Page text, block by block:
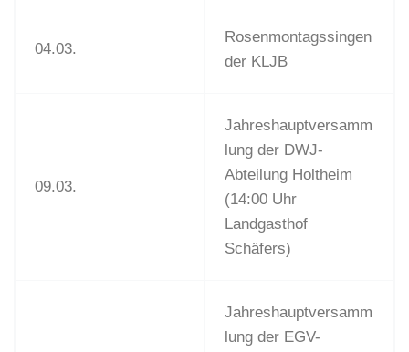
04.03.
Rosenmontagssingen
der KLJB
09.03.
Jahreshauptversamm
lung der DWJ-
Abteilung Holtheim
(14:00 Uhr
Landgasthof
Schäfers)
Jahreshauptversamm
lung der EGV-